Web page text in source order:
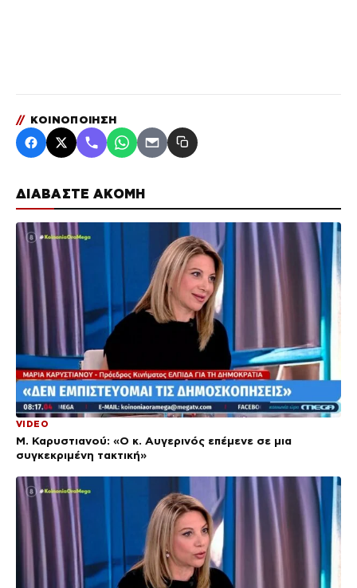
ΔΙΑΒΑΣΤΕ ΑΚΟΜΗ
VIDEO
Μ. Καρυστιανού: «Ο κ. Αυγερινός επέμενε σε μια
συγκεκριμένη τακτική»
// ΚΟΙΝΟΠΟΙΗΣΗ